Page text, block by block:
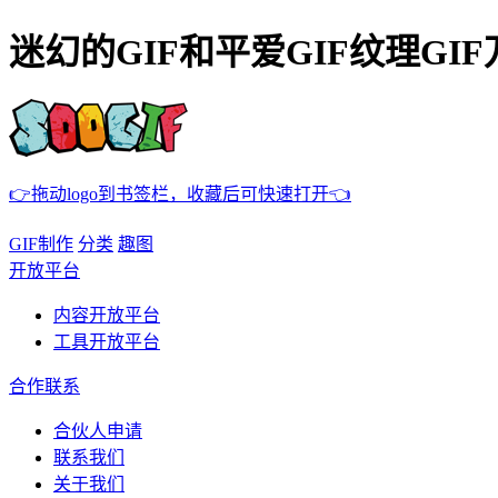
迷幻的GIF和平爱GIF纹理GIF
👉拖动logo到书签栏，收藏后可快速打开👈
GIF制作 分类 趣图
开放平台
内容开放平台
工具开放平台
合作联系
合伙人申请
联系我们
关于我们